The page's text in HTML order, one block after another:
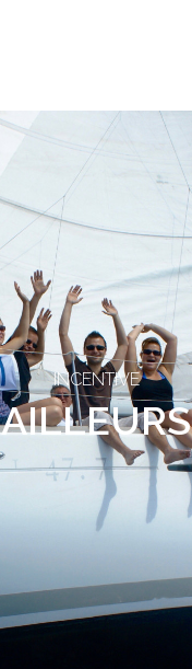
INCENTIVE
AILLEURS